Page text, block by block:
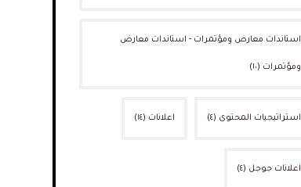
استاندات معارض ومؤتمرات - استاندات معارض
ومؤتمرات (١٠)
استراتيجيات المحتوى (٤) اعلانات (١٤)
اعلانات جوجل (٤)